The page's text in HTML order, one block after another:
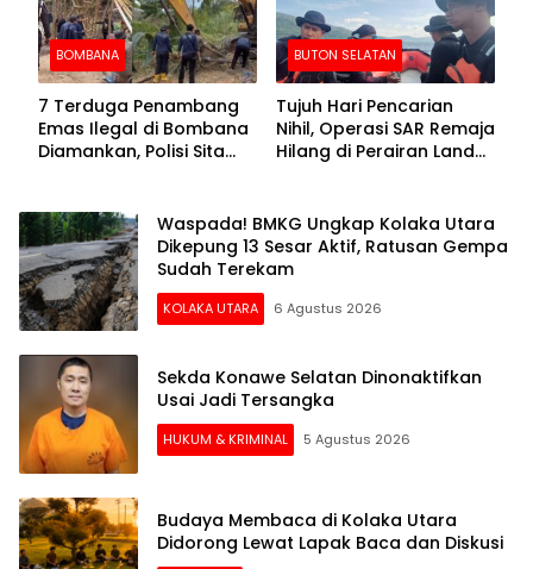
BOMBANA
7 Terduga Penambang
Emas Ilegal di Bombana
Diamankan, Polisi Sita
BUTON SELATAN
Tujuh Hari Pencarian
Nihil, Operasi SAR Remaja
Hilang di Perairan Lande
Waspada! BMKG Ungkap Kolaka Utara
Dikepung 13 Sesar Aktif, Ratusan Gempa
Sudah Terekam
KOLAKA UTARA 6 Agustus 2026
Sekda Konawe Selatan Dinonaktifkan
Usai Jadi Tersangka
HUKUM & KRIMINAL 5 Agustus 2026
Budaya Membaca di Kolaka Utara
Didorong Lewat Lapak Baca dan Diskusi